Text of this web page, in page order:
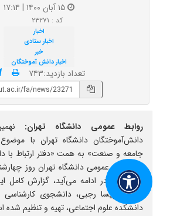
۱۵ آبان ۱۴۰۰ | ۱۷:۱۴
کد : ۲۳۲۷۱
اخبار
اخبار ستادی
خبر
اخبار دانش‌ آموختگان
تعداد بازدید:۷۴۳
روابط عمومی دانشگاه تهران:
دانش‌آموختگان دانشگاه تهران با موضوع
جامعه و صنعت» به همت «دفتر ارتباط با
شد. آنچه در ادامه می‌آید، گزارش
توسط پریسا رجبی، دانشجوی کارشناسی
دانشکده علوم اجتماعی، تهیه و تنظیم شده